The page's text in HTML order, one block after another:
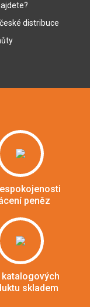
distribuce
peněz
katalogových
skladem